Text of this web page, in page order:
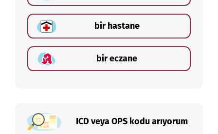
bir hastane
bir eczane
ICD veya OPS kodu arıyorum